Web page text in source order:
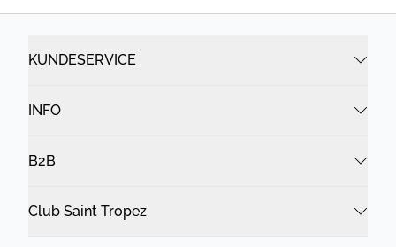
KUNDESERVICE
INFO
B2B
Club Saint Tropez